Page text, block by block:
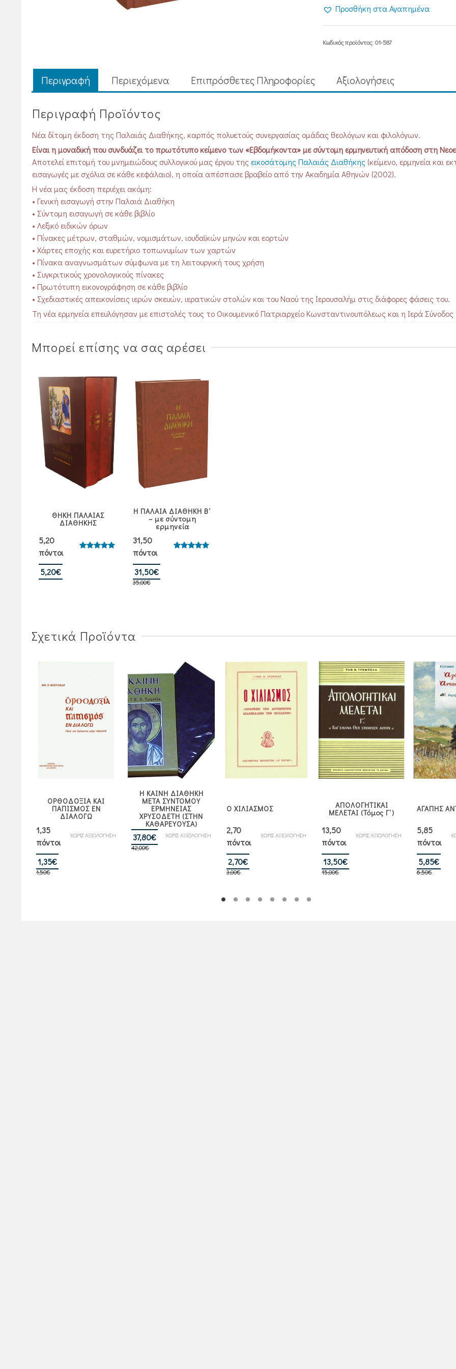
ΔΙΑΘΗΚΗ
με
ποσότητα
Προσθήκη στα Αγαπημένα
Κωδικός προϊόντος:01-587
Περιγραφή Περιεχόμενα Επιπρόσθετες Πληροφορίες Aξιολογήσεις
Περιγραφή Προϊόντος
Νέα δίτομη έκδοση της Παλαιάς Διαθήκης, καρπός πολυετούς συνεργασίας ομάδας θεολόγων και φιλολόγων.
Είναι η μοναδική που συνδυάζει το πρωτότυπο κείμενο των «Εβδομήκοντα» με σύντομη ερμηνευτική απόδοση στη
Αποτελεί επιτομή του μνημειώδους συλλογικού μας έργου τηςεικοσάτομης Παλαιάς Διαθήκης (κείμενο, ερμηνεία και
εισαγωγές με σχόλια σε κάθε κεφάλαιο), η οποία απέσπασε βραβείο από την Ακαδημία Αθηνών (2002).
Η νέα μας έκδοση περιέχει ακόμη:
• Γενική εισαγωγή στην Παλαιά Διαθήκη
• Σύντομη εισαγωγή σε κάθε βιβλίο
• Λεξικό ειδικών όρων
• Πίνακες μέτρων, σταθμών, νομισμάτων, ιουδαϊκών μηνών και εορτών
• Χάρτες εποχής και ευρετήριο τοπωνυμίων των χαρτών
• Πίνακα αναγνωσμάτων σύμφωνα με τη λειτουργική τους χρήση
• Συγκριτικούς χρονολογικούς πίνακες
• Πρωτότυπη εικονογράφηση σε κάθε βιβλίο
• Σχεδιαστικές απεικονίσεις ιερών σκευών, ιερατικών στολών και του Ναού της Ιερουσαλήμ στις διάφορες φάσεις του.
Τη νέα ερμηνεία επευλόγησαν με επιστολές τους το Οικουμενικό Πατριαρχείο Κωνσταντινουπόλεως και η Ιερά
Μπορεί επίσης να σας αρέσει
ΘΗΚΗ ΠΑΛΑΙΑΣ
ΔΙΑΘΗΚΗΣ
Βαθμολογήθηκε
5,20
πόντοι
5,20€
Η ΠΑΛΑΙΑ ΔΙΑΘΗΚΗ Β΄
– με σύντομη
ερμηνεία
Βαθμολογήθηκε
31,50
πόντοι
35,00€
price
31,50€
τρέχουσα
Σχετικά Προϊόντα
ΟΡΘΟΔΟΞΙΑ ΚΑΙ
ΠΑΠΙΣΜΟΣ ΕΝ
ΔΙΑΛΟΓΩ
ΧΩΡΙΣ ΑΞΙΟΛΟΓΗΣΗ
1,35
πόντοι
1,50€
price
1,35€
τρέχουσα
Η ΚΑΙΝΗ ΔΙΑΘΗΚΗ
ΜΕΤΑ ΣΥΝΤΟΜΟΥ
ΕΡΜΗΝΕΙΑΣ
ΧΡΥΣΟΔΕΤΗ (ΣΤΗΝ
ΚΑΘΑΡΕΥΟΥΣΑ)
ΧΩΡΙΣ ΑΞΙΟΛΟΓΗΣΗ
42,00€
Original
price
37,80€
τρέχουσα
Ο ΧΙΛΙΑΣΜΟΣ
ΧΩΡΙΣ ΑΞΙΟΛΟΓΗΣΗ
2,70
πόντοι
3,00€
price
3,00€.
2,70€
τρέχουσα
είναι:
ΑΠΟΛΟΓΗΤΙΚΑΙ
ΜΕΛΕΤΑΙ (Τόμος Γ΄)
ΧΩΡΙΣ ΑΞΙΟΛΟΓΗΣΗ
13,50
πόντοι
15,00€
price
13,50€
τρέχουσα
ΑΓΑΠΗΣ
5,85
πόντοι
6,50€
price
5,85€